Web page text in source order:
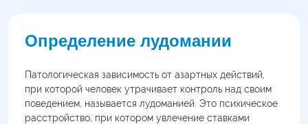
Определение лудомании
Патологическая зависимость от азартных действий,
при которой человек утрачивает контроль над своим
поведением, называется лудоманией. Это психическое
расстройство, при котором увлечение ставками